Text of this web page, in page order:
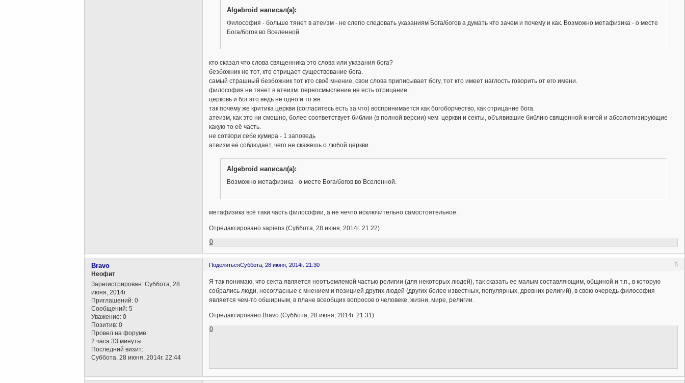
Algebroid написал(а):
Философия - больше тянет в атеизм - не слепо следовать указаниям Бога/богов а думать что зачем и почему и как. Возможно метафизика - о месте
Бога/богов во Вселенной.
кто сказал что слова священника это слова или указания бога?
безбожник не тот, кто отрицает существование бога.
самый страшный безбожник тот кто своё мнение, свои слова приписывает богу, тот кто имеет наглость говорить от его имени.
философия не тянет в атеизм. переосмысление не есть отрицание.
церковь и бог это ведь не одно и то же.
так почему же критика церкви (согласитесь есть за что) воспринимается как богоборчество, как отрицание бога.
атеизм, как это ни смешно, более соответствует библии (в полной версии) чем церкви и секты, объявившие библию священной книгой и абсолютизирующие
какую то её часть.
не сотвори себе кумира - 1 заповедь
атеизм её соблюдает, чего не скажешь о любой церкви.
Algebroid написал(а):
Возможно метафизика - о месте Бога/богов во Вселенной.
метафизика всё таки часть философии, а не нечто исключительно самостоятельное.
Отредактировано sapiens (Суббота, 28 июня, 2014г. 21:22)
0
Поделиться 5
Суббота, 28 июня, 2014г. 21:30
Bravo
Неофит
Зарегистрирован: Суббота, 28
июня, 2014г.
Приглашений: 0
Сообщений: 5
Уважение: 0
Позитив: 0
Провел на форуме:
2 часа 33 минуты
Последний визит:
Суббота, 28 июня, 2014г. 22:44
Я так понимаю, что секта является неотъемлемой частью религии (для некоторых людей), так сказать ее малым составляющим, общиной и т.п., в которую
собрались люди, несогласные с мнением и позицией других людей (других более известных, популярных, древних религий), в свою очередь философия
является чем-то обширным, в плане всеобщих вопросов о человеке, жизни, мире, религии.
Отредактировано Bravo (Суббота, 28 июня, 2014г. 21:31)
0